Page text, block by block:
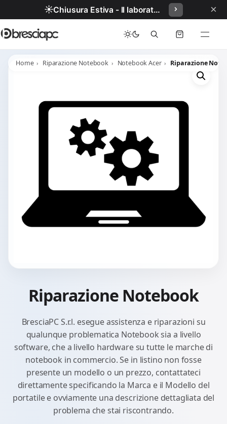
☀️ Chiusura Estiva - Il laboratorio resterà chiuso per ferie dal 29/06/2026 al 05/07/2026 compresi. ×
Home Riparazione Notebook Notebook Acer Riparazione
Riparazione Notebook
BresciaPC S.r.l. esegue assistenza e riparazioni su
qualunque problematica Notebook sia a livello
software, che a livello hardware su tutte le marche di
notebook in commercio. Se in listino non fosse
presente un modello o un prezzo, contattateci
direttamente specificando la Marca e il Modello del
portatile e ovviamente una descrizione dettagliata del
problema che stai riscontrando.